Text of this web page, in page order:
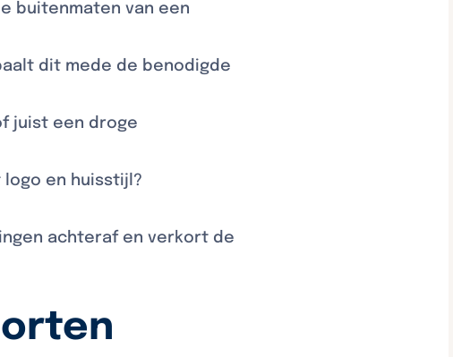
buitenmaten van een
dit mede de benodigde
juist een droge
en huisstijl?
achteraf en verkort de